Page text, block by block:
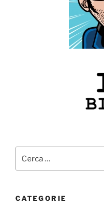
CATEGORIE